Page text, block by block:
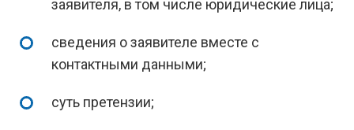
заявителя, в том числе юридические лица;
сведения о заявителе вместе с
контактными данными;
суть претензии;